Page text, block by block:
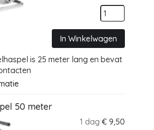
In Winkelwagen
is 25 meter lang en bevat
50 meter
1 dag € 9,50